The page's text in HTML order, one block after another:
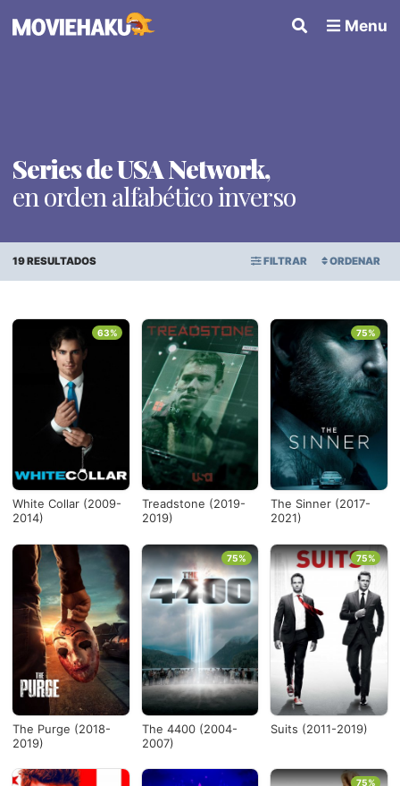
Menu
Series de USA Network,
en orden alfabético inverso
19 RESULTADOS FILTRAR ORDENAR
×
Series
Géneros
Países
Desde...
Ver todo
FECHA DE ESTRENO
PUNTAJE PROMEDIO
White Collar (2009-
2014)
63%
Treadstone (2019-
2019)
The Sinner (2017-
2021)
75%
The Purge (2018-
2019)
The 4400 (2004-
2007)
75%
Suits (2011-2019)
75%
75%